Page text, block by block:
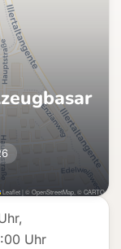
Uhr
Leaflet|©OpenStreetMap , ©CARTO